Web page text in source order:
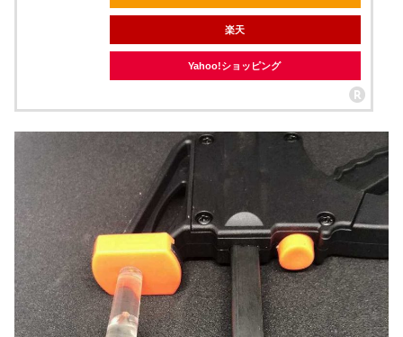
楽天
Yahoo!ショッピング